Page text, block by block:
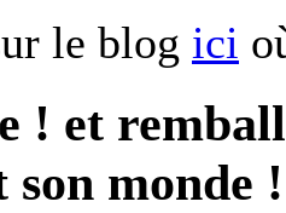
le blog ici
! et
son monde !